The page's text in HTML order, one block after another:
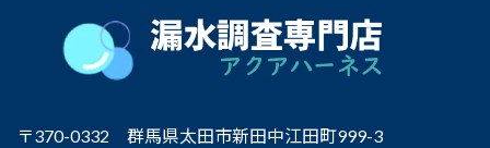
〒370-0332 群馬県太田市新田中江田町999-3